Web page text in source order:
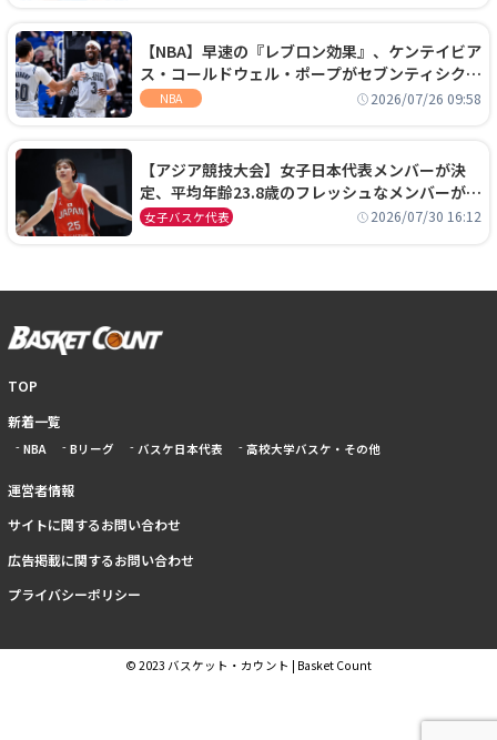
【NBA】早速の『レブロン効果』、ケンテイビア
ス・コールドウェル・ポープがセブンティシクサ
ーズに1年契約で加入
NBA 2026/07/26 09:58
【アジア競技大会】女子日本代表メンバーが決
定、平均年齢23.8歳のフレッシュなメンバーが日
本開催の大舞台で頂点を狙う
女子バスケ代表 2026/07/30 16:12
TOP
新着一覧
NBA Bリーグ バスケ日本代表 高校大学バスケ・その他
運営者情報
サイトに関するお問い合わせ
広告掲載に関するお問い合わせ
プライバシーポリシー
© 2023 バスケット・カウント | Basket Count